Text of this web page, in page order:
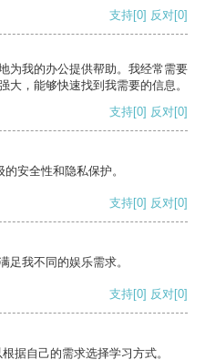
支持[0] 反对[0]
为我的办公提供帮助。我经常需要
大，能够快速找到我需要的信息。
支持[0] 反对[0]
安全性和隐私保护。
支持[0] 反对[0]
足我不同的娱乐需求。
支持[0] 反对[0]
据自己的需求选择学习方式。